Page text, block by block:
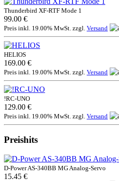
Thunderbird XF-RTF Mode 1
99.00 €
Preis inkl. 19.00% MwSt. zzgl. Versand
HELIOS
169.00 €
Preis inkl. 19.00% MwSt. zzgl. Versand
!RC-UNO
129.00 €
Preis inkl. 19.00% MwSt. zzgl. Versand
Preishits
D-Power AS-340BB MG Analog-Servo
15.45 €